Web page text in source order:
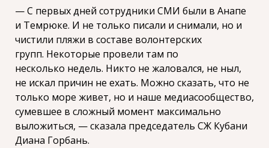
— С первых дней сотрудники СМИ были в Анапе
и Темрюке. И не только писали и снимали, но и
чистили пляжи в составе волонтерских
групп. Некоторые провели там по
несколько недель. Никто не жаловался, не ныл,
не искал причин не ехать. Можно сказать, что не
только море живет, но и наше медиасообщество,
сумевшее в сложный момент максимально
выложиться, — сказала председатель СЖ Кубани
Диана Горбань.